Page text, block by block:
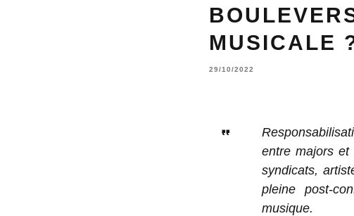
MUSICALE
29/10/2022
entre majors et
syndicats,
pleine post-
musique.